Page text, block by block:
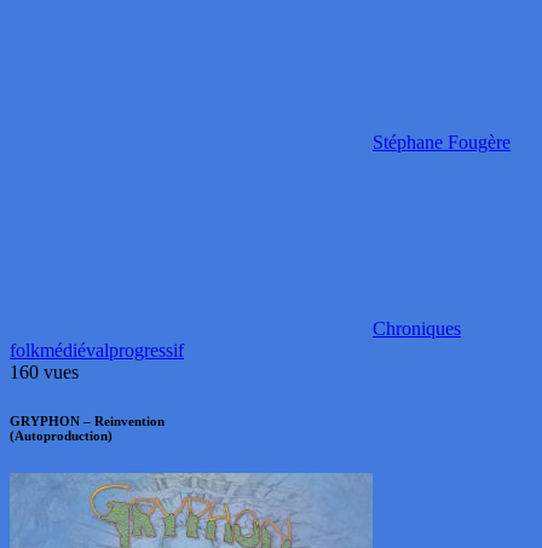
Stéphane Fougère
Chroniques
folkmédiévalprogressif
160 vues
GRYPHON – Reinvention
(Autoproduction)